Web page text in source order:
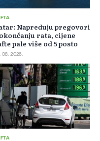
Napreduju pregovori
rata, cijene
pale više od 5 posto
08. 2026.